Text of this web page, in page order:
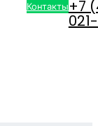
Контакты+7